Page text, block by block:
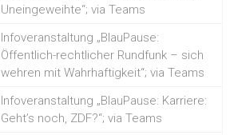
Uneingeweihte“; via Teams
Infoveranstaltung „BlauPause:
Öffentlich-rechtlicher Rundfunk – sich
wehren mit Wahrhaftigkeit“; via Teams
Infoveranstaltung „BlauPause: Karriere:
Geht’s noch, ZDF?“; via Teams